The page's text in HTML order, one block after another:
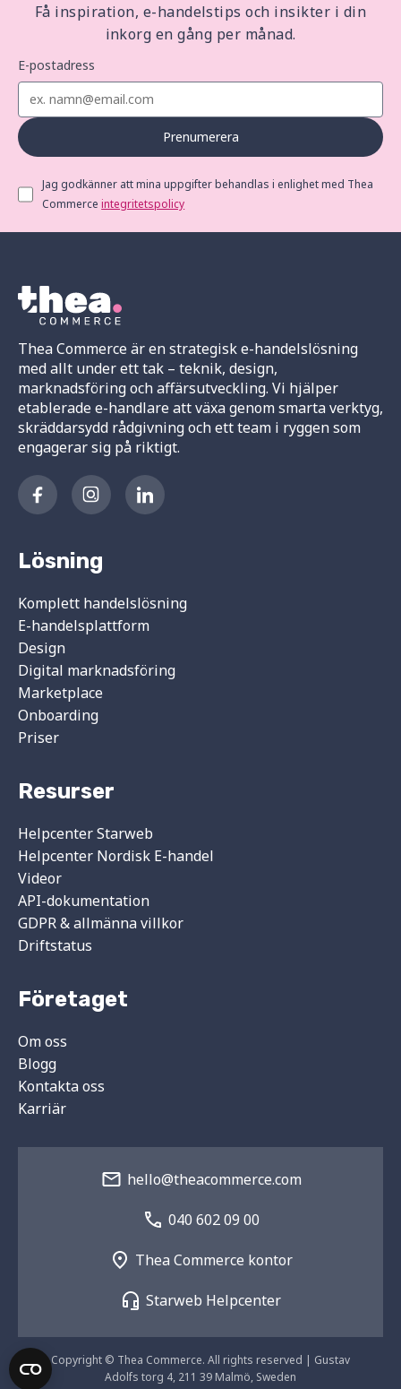
Få inspiration, e-handelstips och insikter i din
inkorg en gång per månad.
E-postadress
Prenumerera
Jag godkänner att mina uppgifter behandlas i enlighet med Thea
Commerceintegritetspolicy
Thea Commerce är en strategisk e-handelslösning
med allt under ett tak – teknik, design,
marknadsföring och affärsutveckling. Vi hjälper
etablerade e-handlare att växa genom smarta verktyg,
skräddarsydd rådgivning och ett team i ryggen som
engagerar sig på riktigt.
Lösning
Komplett handelslösning
E-handelsplattform
Design
Digital marknadsföring
Marketplace
Onboarding
Priser
Resurser
Helpcenter Starweb
Helpcenter Nordisk E-handel
Videor
API-dokumentation
GDPR & allmänna villkor
Driftstatus
Företaget
Om oss
Blogg
Kontakta oss
Karriär
hello@theacommerce.com
040 602 09 00
Thea Commerce kontor
Starweb Helpcenter
Copyright © Thea Commerce. All rights reserved | Gustav
Adolfs torg 4, 211 39 Malmö, Sweden